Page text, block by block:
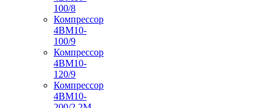
100/8
Компрессор
4ВМ10-
100/9
Компрессор
4ВМ10-
120/9
Компрессор
4ВМ10-